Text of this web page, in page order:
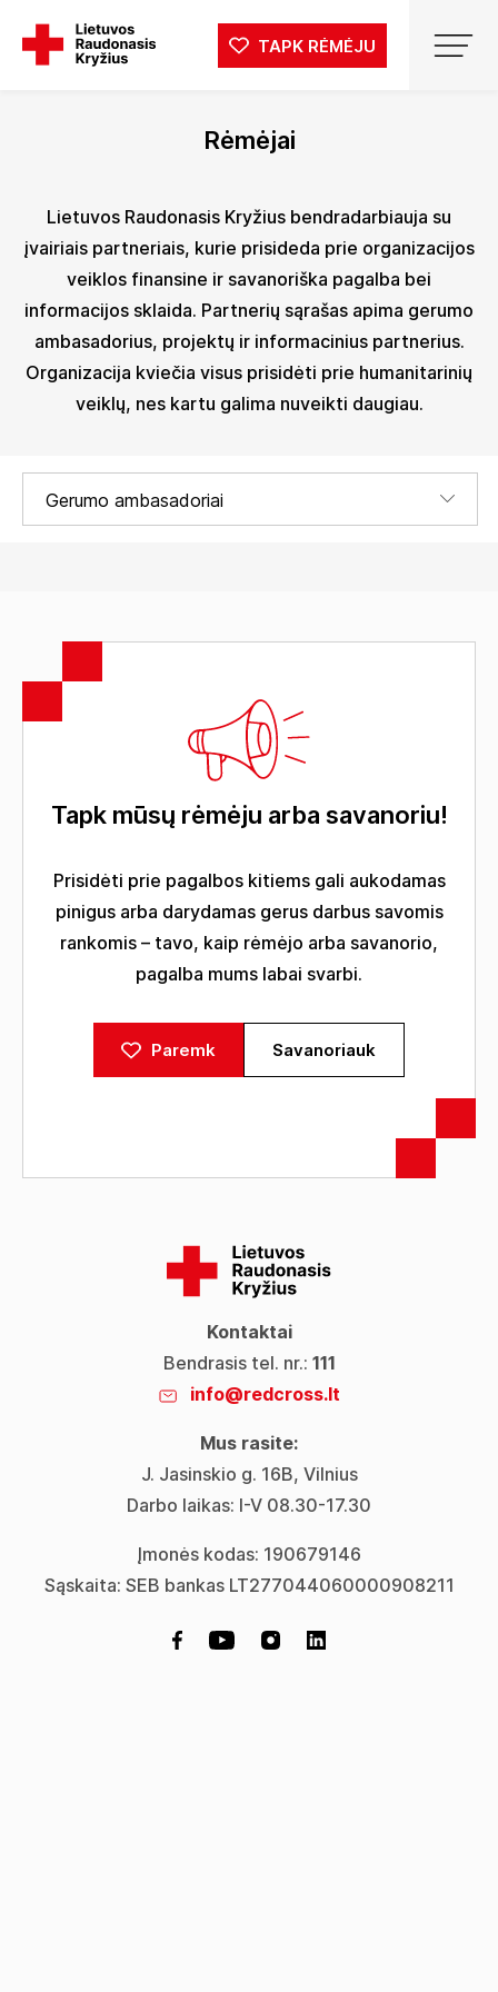
TAPK RĖMĖJU
Rėmėjai
Lietuvos Raudonasis Kryžius bendradarbiauja su
įvairiais partneriais, kurie prisideda prie organizacijos
veiklos finansine ir savanoriška pagalba bei
informacijos sklaida. Partnerių sąrašas apima gerumo
ambasadorius, projektų ir informacinius partnerius.
Organizacija kviečia visus prisidėti prie humanitarinių
veiklų, nes kartu galima nuveikti daugiau.
Gerumo ambasadoriai
Tapk mūsų rėmėju arba savanoriu!
Prisidėti prie pagalbos kitiems gali aukodamas
pinigus arba darydamas gerus darbus savomis
rankomis – tavo, kaip rėmėjo arba savanorio,
pagalba mums labai svarbi.
Paremk Savanoriauk
Kontaktai
Bendrasis tel. nr.: 111
info@redcross.lt
Mus rasite:
J. Jasinskio g. 16B, Vilnius
Darbo laikas: I-V 08.30-17.30
Įmonės kodas: 190679146
Sąskaita: SEB bankas LT277044060000908211